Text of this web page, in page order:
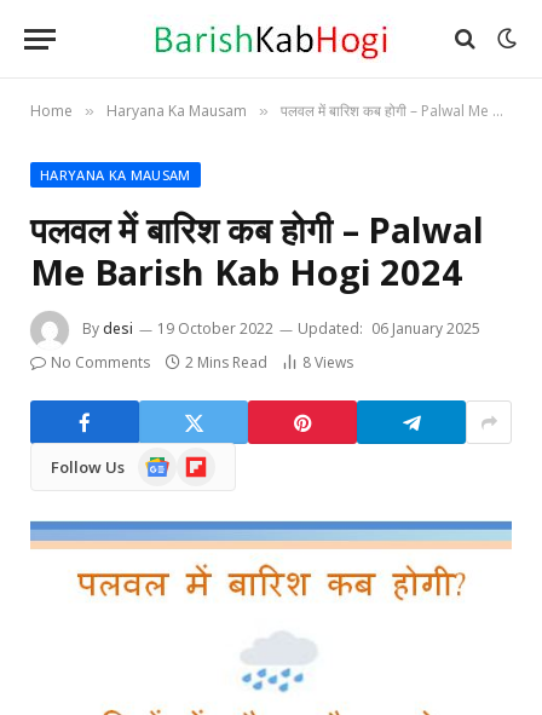
Home » Haryana Ka Mausam » पलवल में बारिश कब होगी – Palwal Me Barish Kab Hogi 2024
HARYANA KA MAUSAM
पलवल में बारिश कब होगी – Palwal
Me Barish Kab Hogi 2024
Bydesi 19 October 2022 Updated: 06 January 2025
No Comments
2 Mins Read 8Views
Follow Us
Google
News
Flipboard